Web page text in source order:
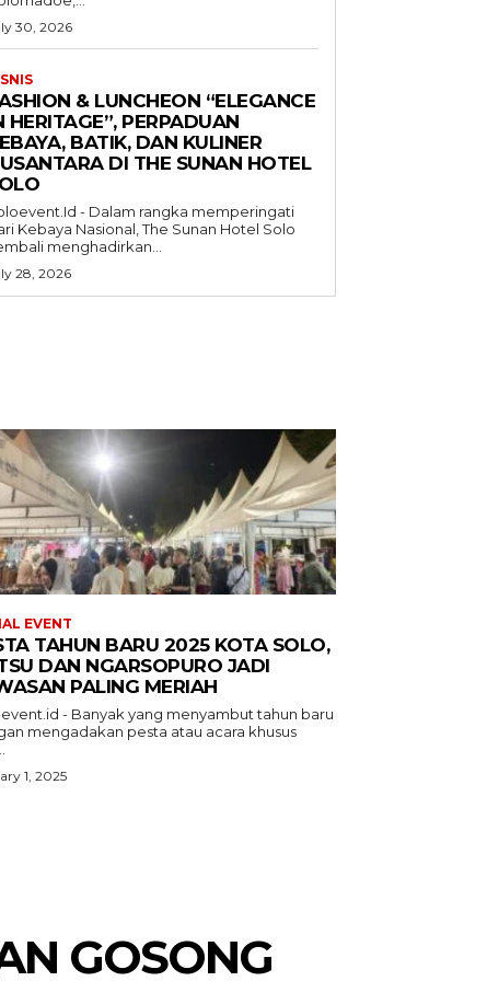
30, 2026
& LUNCHEON “ELEGANCE
HERITAGE”, PERPADUAN
BATIK, DAN KULINER
DI THE SUNAN HOTEL
- Dalam rangka memperingati
Kebaya Nasional, The Sunan Hotel Solo
menghadirkan...
28, 2026
EVENT
TAHUN BARU 2025 KOTA SOLO,
DAN NGARSOPURO JADI
PALING MERIAH
- Banyak yang menyambut tahun baru
mengadakan pesta atau acara khusus
1, 2025